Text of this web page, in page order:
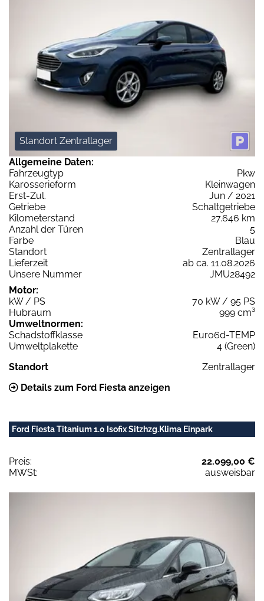
Standort Zentrallager
Allgemeine Daten:
Fahrzeugtyp
Pkw
Karosserieform
Kleinwagen
Erst-Zul.
Jun / 2021
Getriebe
Schaltgetriebe
Kilometerstand
27.646 km
Anzahl der Türen
5
Farbe
Blau
Standort
Zentrallager
Lieferzeit
ab ca. 11.08.2026
Unsere Nummer
JMU28492
Motor:
kW / PS
70 kW / 95 PS
Hubraum
999 cm³
Umweltnormen:
Schadstoffklasse
Euro6d-TEMP
Umweltplakette
4 (Green)
Standort
Zentrallager
Details zum Ford Fiesta anzeigen
Ford Fiesta Titanium 1.0 Isofix Sitzhzg.Klima Einpark
Preis:
22.099,00 €
MWSt:
ausweisbar